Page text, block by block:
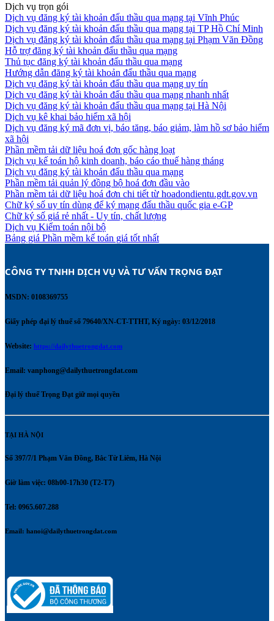
Dịch vụ trọn gói
Dịch vụ đăng ký tài khoản đấu thầu qua mạng tại Vĩnh Phúc
Dịch vụ đăng ký tài khoản đấu thầu qua mạng tại TP Hồ Chí Minh
Dịch vụ đăng ký tài khoản đấu thầu qua mạng tại Phạm Văn Đồng
Hỗ trợ đăng ký tài khoản đấu thầu qua mạng
Thủ tục đăng ký tài khoản đấu thầu qua mạng
Hướng dẫn đăng ký tài khoản đấu thầu qua mạng
Dịch vụ đăng ký tài khoản đấu thầu qua mạng uy tín
Dịch vụ đăng ký tài khoản đấu thầu qua mạng nhanh nhất
Dịch vụ đăng ký tài khoản đấu thầu qua mạng tại Hà Nội
Dịch vụ kê khai bảo hiểm xã hội
Dịch vụ đăng ký mã đơn vị, báo tăng, báo giảm, làm hồ sơ bảo hiểm
xã hội
Phần mềm tải dữ liệu hoá đơn gốc hàng loạt
Dịch vụ kế toán hộ kinh doanh, báo cáo thuế hàng tháng
Dịch vụ đăng ký tài khoản đấu thầu qua mạng
Phần mềm tải quản lý đồng bộ hoá đơn đầu vào
Phần mềm tải dữ liệu hoá đơn chi tiết từ hoadondientu.gdt.gov.vn
Chữ ký số uy tín dùng để ký mạng đấu thầu quốc gia e-GP
Chữ ký số giá rẻ nhất - Uy tín, chất lượng
Dịch vụ Kiểm toán nội bộ
Bảng giá Phần mềm kế toán giá tốt nhất
CÔNG TY TNHH DỊCH VỤ VÀ TƯ VẤN TRỌNG ĐẠT
MSDN: 0108369755
Giấy phép đại lý thuế số 79640/XN-CT-TTHT, Ký ngày: 03/12/2018
Website: https://dailythuetrongdat.com
Email: vanphong@dailythuetrongdat.com
Đại lý thuế Trọng Đạt giữ mọi quyền
TẠI HÀ NỘI
Số 397/7/1 Phạm Văn Đồng, Bắc Từ Liêm, Hà Nội
Giờ làm việc: 08h00-17h30 (T2-T7)
Tel: 0965.607.288
Email: hanoi@dailythuetrongdat.com